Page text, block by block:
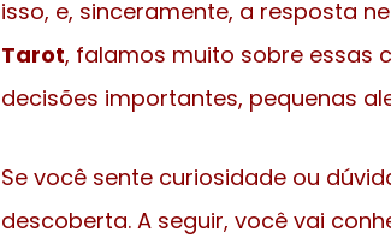
isso, e, sinceramente, a resposta
Tarot, falamos muito sobre essas
decisões importantes, pequenas
Se você sente curiosidade ou
descoberta. A seguir, você vai